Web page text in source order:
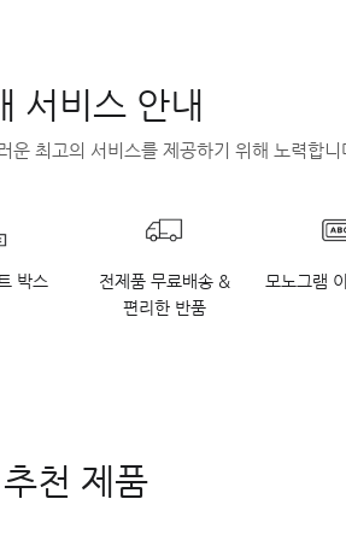
서비스 안내
최고의 서비스를 제공하기 위해 노력합니
박스
전제품 무료배송 &
편리한 반품
모노그램
추천 제품